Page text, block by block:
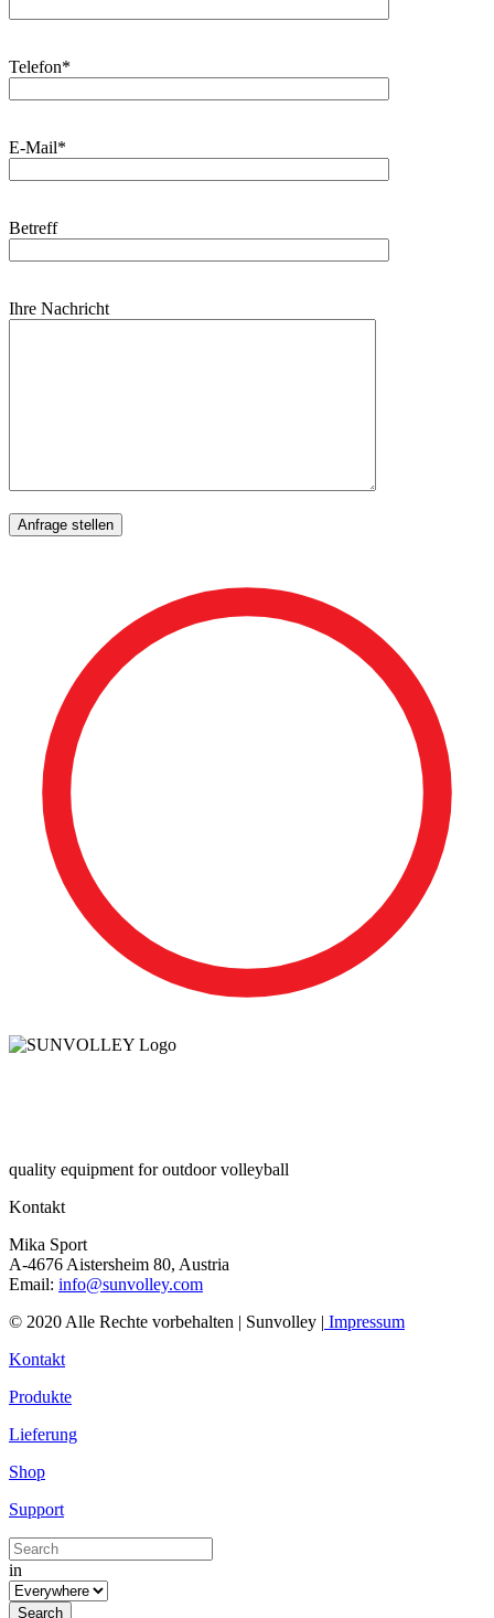
Telefon*
E-Mail*
Betreff
Ihre Nachricht
quality equipment for outdoor volleyball
Kontakt
Mika Sport
A-4676 Aistersheim 80, Austria
Email: info@sunvolley.com
© 2020 Alle Rechte vorbehalten | Sunvolley | Impressum
Kontakt
Produkte
Lieferung
Shop
Support
in